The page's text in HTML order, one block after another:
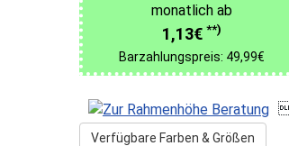
monatlich ab
1,13€ **)
Barzahlungspreis: 49,99€
Verfügbare Farben & Größen